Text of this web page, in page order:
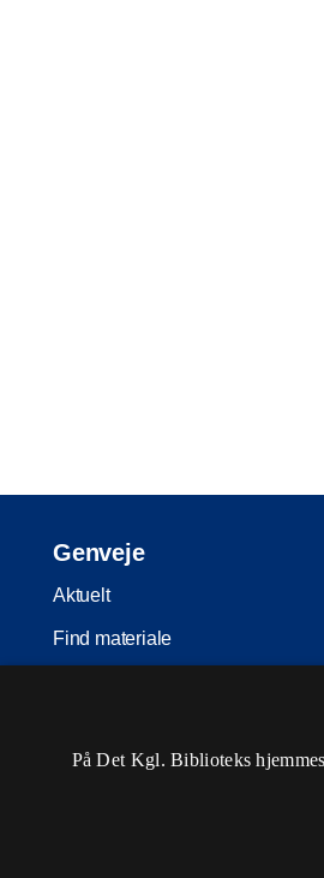
Genveje
Aktuelt
Find materiale
Services
På Det Kgl. Biblioteks